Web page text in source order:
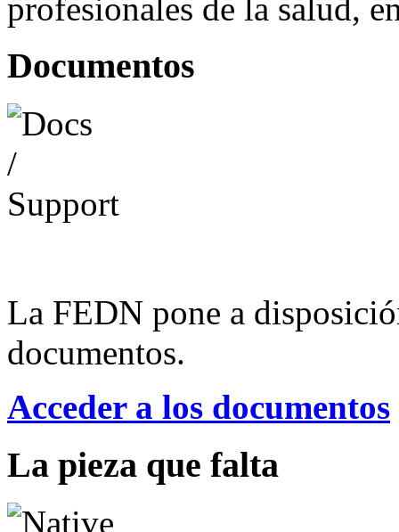
profesionales de la salud,
Documentos
La FEDN pone a
documentos.
Acceder a los documentos
La pieza que falta